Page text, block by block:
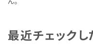
最近チェックし